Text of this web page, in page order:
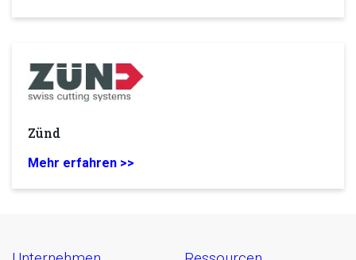
Zünd
Mehr erfahren >>